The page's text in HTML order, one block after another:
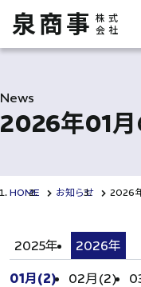
泉商事 株式
会社
News
2026年01月
HOME お知らせ 2026
2025年 2026年
01月(2) 02月(2)